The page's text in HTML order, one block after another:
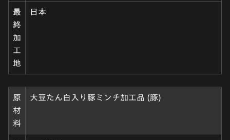
最
終
加
工
地
日本
原
材
料
大豆たん白入り豚ミンチ加工品 (豚)